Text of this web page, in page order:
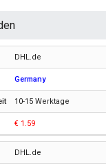
DHL.de
Germany
10-15 Werktage
€ 1.59
DHL.de